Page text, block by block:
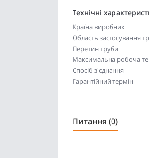
Технічні
Країна виробник
Область застосування
Перетин труби
Максимальна робоча
Спосіб з'єднання
Гарантійний термін
Питання (0)